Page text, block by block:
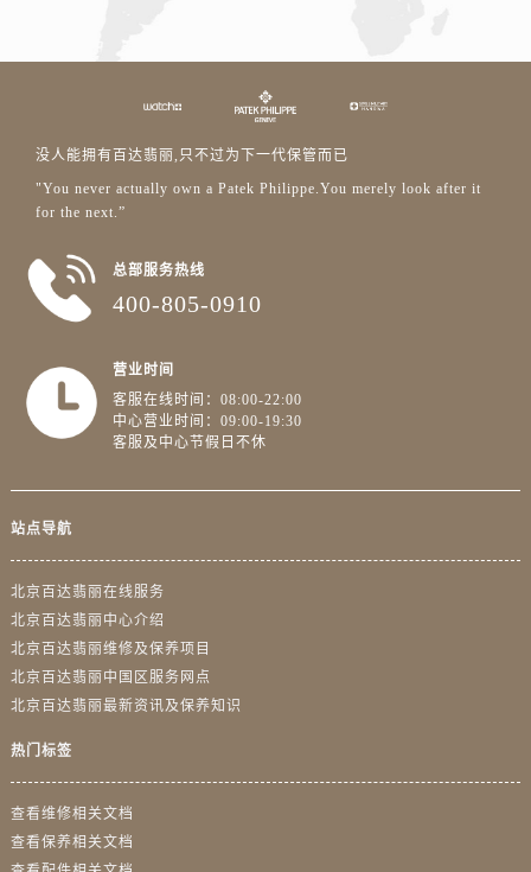
没人能拥有百达翡丽,只不过为下一代保管而已
"You never actually own a Patek Philippe.You merely look after it
for the next.”
总部服务热线
400-805-0910
营业时间
客服在线时间：08:00-22:00
中心营业时间：09:00-19:30
客服及中心节假日不休
站点导航
北京百达翡丽在线服务
北京百达翡丽中心介绍
北京百达翡丽维修及保养项目
北京百达翡丽中国区服务网点
北京百达翡丽最新资讯及保养知识
热门标签
查看维修相关文档
查看保养相关文档